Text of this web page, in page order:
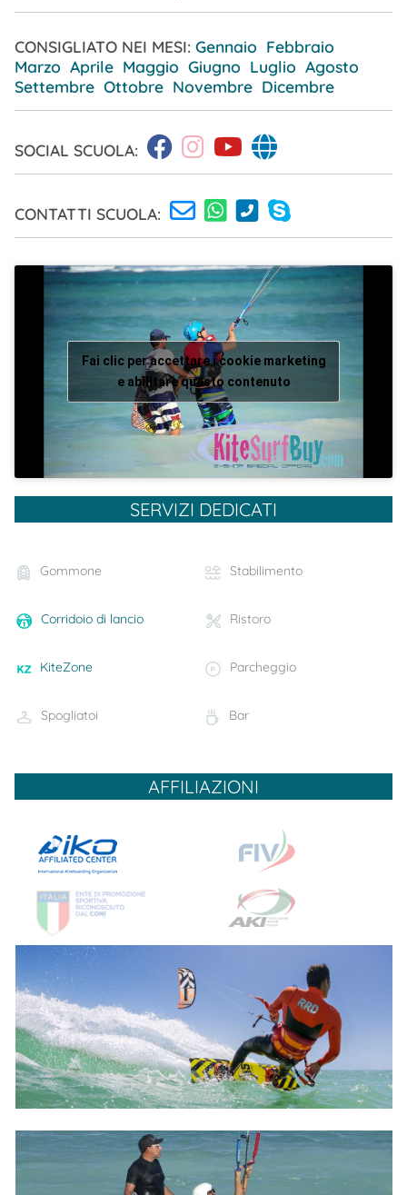
CONSIGLIATO NEI MESI: Gennaio Febbraio
Marzo Aprile Maggio Giugno Luglio Agosto
Settembre Ottobre Novembre Dicembre
SOCIAL SCUOLA:
CONTATTI SCUOLA:
Fai clic per accettare i cookie marketing
e abilitare questo contenuto
SERVIZI DEDICATI
Gommone Stabilimento
Corridoio di lancio Ristoro
KiteZone Parcheggio
Spogliatoi Bar
AFFILIAZIONI